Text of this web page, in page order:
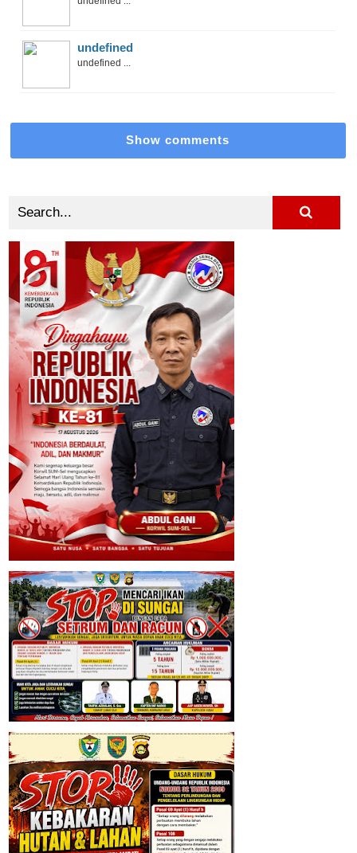
undefined
undefined ...
Show comments